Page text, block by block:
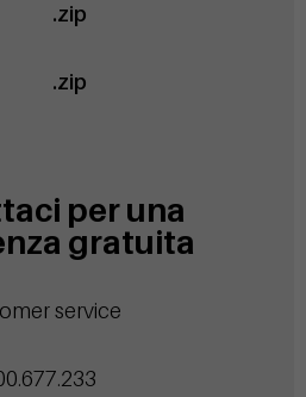
.zip
.zip
per una
gratuita
service